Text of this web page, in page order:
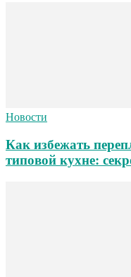
Новости
Как избежать
типовой кухне: